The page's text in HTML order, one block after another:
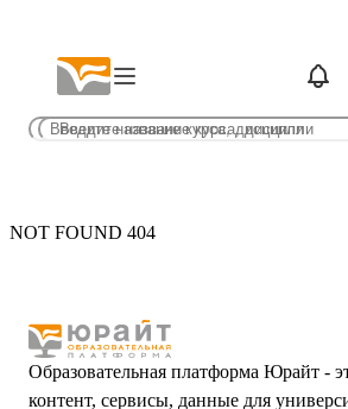
NOT FOUND 404
Образовательная платформа Юрайт -
контент, сервисы, данные для